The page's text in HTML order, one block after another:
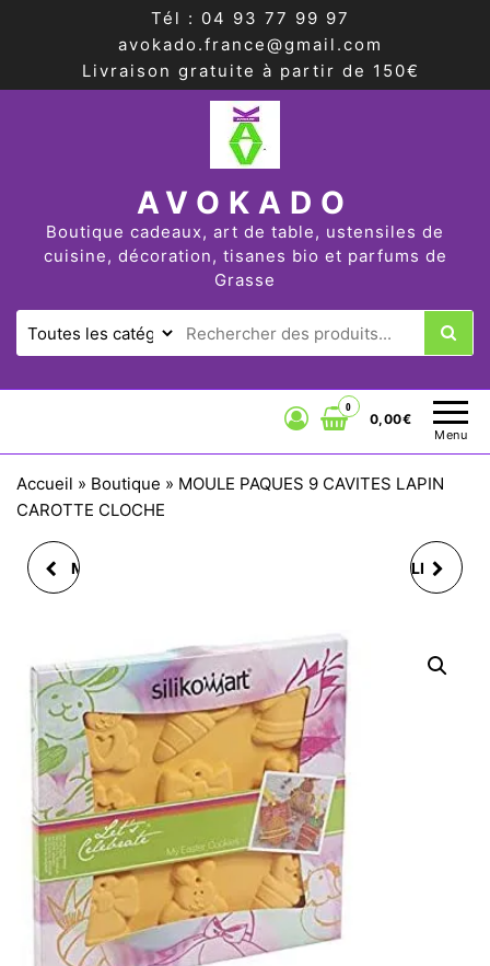
Tél : 04 93 77 99 97
avokado.france@gmail.com
Livraison gratuite à partir de 150€
AVOKADO
Boutique cadeaux, art de table, ustensiles de
cuisine, décoration, tisanes bio et parfums de
Grasse
Menu
0
0,00€
Accueil » Boutique » MOULE PAQUES 9 CAVITES LAPIN
CAROTTE CLOCHE
MOULE 8 ETOILES, EN MOULE À GAUFRE IBILI